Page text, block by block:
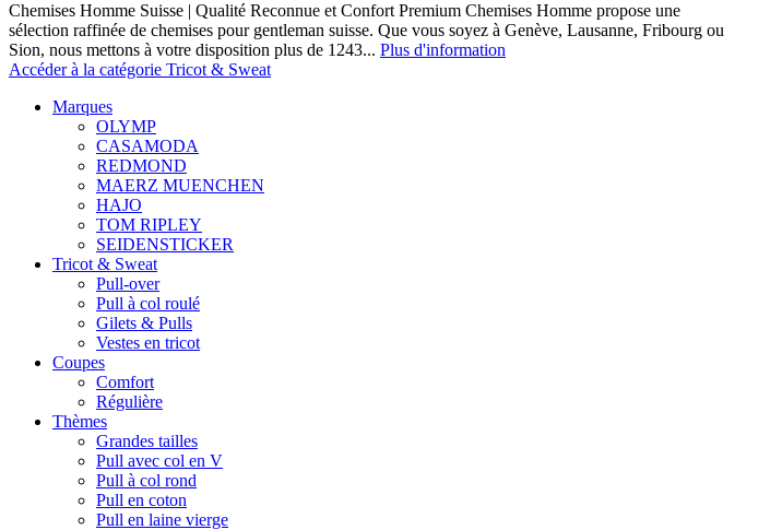
Chemises Homme Suisse | Qualité Reconnue et Confort Premium Chemises Homme propose une
sélection raffinée de chemises pour gentleman suisse. Que vous soyez à Genève, Lausanne, Fribourg ou
Sion, nous mettons à votre disposition plus de 1243... Plus d'information
Accéder à la catégorie Tricot & Sweat
Marques
OLYMP
CASAMODA
REDMOND
MAERZ MUENCHEN
HAJO
TOM RIPLEY
SEIDENSTICKER
Tricot & Sweat
Pull-over
Pull à col roulé
Gilets & Pulls
Vestes en tricot
Coupes
Comfort
Régulière
Thèmes
Grandes tailles
Pull avec col en V
Pull à col rond
Pull en coton
Pull en laine vierge